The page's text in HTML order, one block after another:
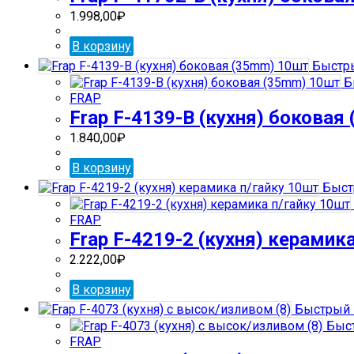
1.998,00₽
В корзину
FRAP
Frap F-4139-В (кухня)
1.840,00₽
В корзину
FRAP
Frap F-4219-2 (кухня)
2.222,00₽
В корзину
Быстрый
FRAP